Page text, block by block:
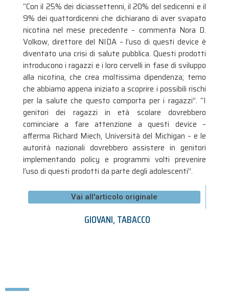
“Con il 25% dei diciassettenni, il 20% del sedicenni e il
9% dei quattordicenni che dichiarano di aver svapato
nicotina nel mese precedente – commenta Nora D.
Volkow, direttore del NIDA – l’uso di questi device è
diventato una crisi di salute pubblica. Questi prodotti
introducono i ragazzi e i loro cervelli in fase di sviluppo
alla nicotina, che crea moltissima dipendenza; temo
che abbiamo appena iniziato a scoprire i possibili rischi
per la salute che questo comporta per i ragazzi”. “I
genitori dei ragazzi in età scolare dovrebbero
cominciare a fare attenzione a questi device –
afferma Richard Miech, Università del Michigan – e le
autorità nazionali dovrebbero assistere in genitori
implementando policy e programmi volti prevenire
l’uso di questi prodotti da parte degli adolescenti”.
Vai all'articolo originale
GIOVANI,TABACCO